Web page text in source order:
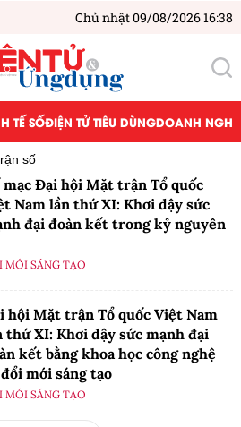
Chủ nhật 09/08/2026 16:38
TẾ SỐĐIỆN TỬ TIÊU DÙNGDOANH
số
mạc Đại hội Mặt trận Tổ quốc
Nam lần thứ XI: Khơi dậy sức
đại đoàn kết trong kỷ nguyên
MỚI SÁNG TẠO
hội Mặt trận Tổ quốc Việt Nam
thứ XI: Khơi dậy sức mạnh đại
kết bằng khoa học công nghệ
mới sáng tạo
MỚI SÁNG TẠO